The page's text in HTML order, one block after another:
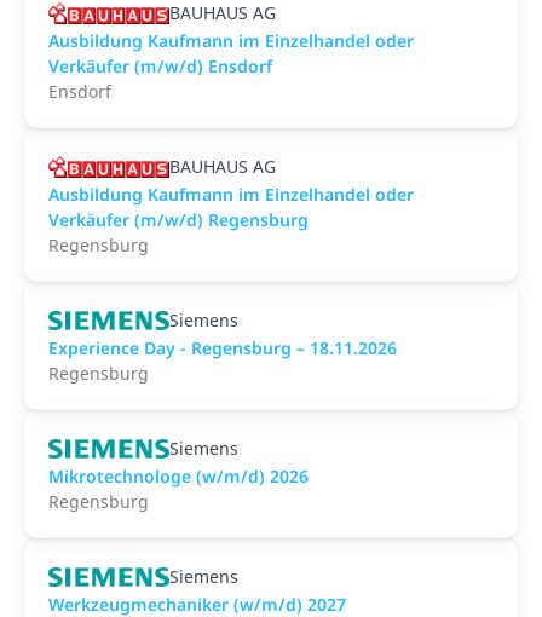
BAUHAUS AG
Ausbildung Kaufmann im Einzelhandel oder
Verkäufer (m/w/d) Ensdorf
Ensdorf
BAUHAUS AG
Ausbildung Kaufmann im Einzelhandel oder
Verkäufer (m/w/d) Regensburg
Regensburg
Siemens
Experience Day - Regensburg – 18.11.2026
Regensburg
Siemens
Mikrotechnologe (w/m/d) 2026
Regensburg
Siemens
Werkzeugmechaniker (w/m/d) 2027